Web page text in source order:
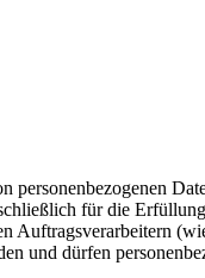
personenbezogenen
für die
Auftragsverarbeitern
und dürfen